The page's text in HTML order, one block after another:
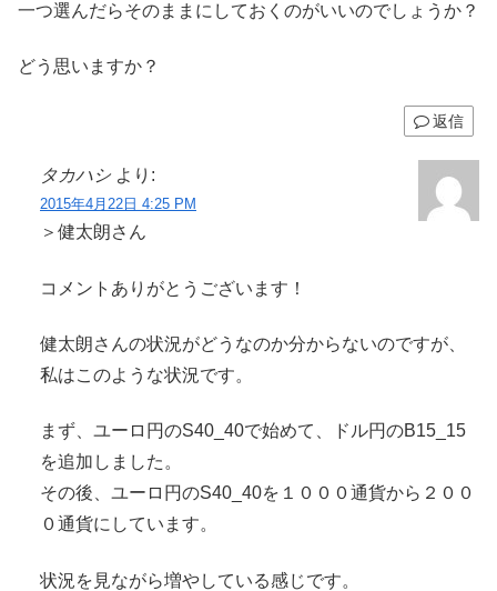
一つ選んだらそのままにしておくのがいいのでしょうか？
どう思いますか？
返信
タカハシ より:
2015年4月22日 4:25 PM
＞健太朗さん
コメントありがとうございます！
健太朗さんの状況がどうなのか分からないのですが、
私はこのような状況です。
まず、ユーロ円のS40_40で始めて、ドル円のB15_15
を追加しました。
その後、ユーロ円のS40_40を１０００通貨から２００
０通貨にしています。
状況を見ながら増やしている感じです。